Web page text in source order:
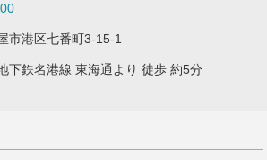
市港区七番町3-15-1
下鉄名港線 東海通より 徒歩 約5分